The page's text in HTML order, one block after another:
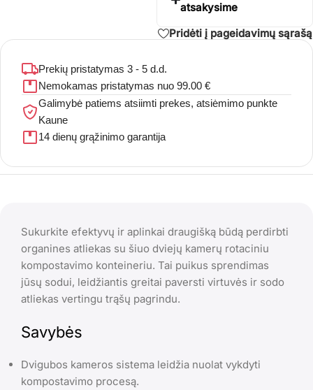
atsakysime
Pridėti į pageidavimų sąrašą
Prekių pristatymas 3 - 5 d.d.
Nemokamas pristatymas nuo 99.00 €
Galimybė patiems atsiimti prekes, atsiėmimo punkte
Kaune
14 dienų grąžinimo garantija
Sukurkite efektyvų ir aplinkai draugišką būdą perdirbti
organines atliekas su šiuo dviejų kamerų rotaciniu
kompostavimo konteineriu. Tai puikus sprendimas
jūsų sodui, leidžiantis greitai paversti virtuvės ir sodo
atliekas vertingu trąšų pagrindu.
Savybės
Dvigubos kameros sistema leidžia nuolat vykdyti
kompostavimo procesą.